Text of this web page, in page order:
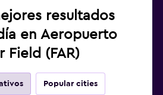
resultados
en Aeropuerto
Field (FAR)
Popular cities